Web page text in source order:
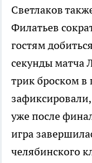
Светлаков
Филатьев
гостям
секунды матча
трик броском в
уже после
игра
челябинского